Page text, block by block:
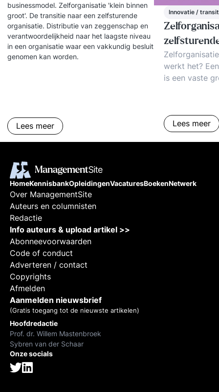
businessmodel. Zelforganisatie 'klein binnen
groot'. De transitie naar een zelfsturende
organisatie. Distributie van zeggenschap en
verantwoordelijkheid naar het laagste niveau
in een organisatie waar een vakkundig besluit
genomen kan worden.
Lees meer
Innovatie /
werkt het?
is een vaste
zijn voor een
die aan een
Lees meer
HomeKennisbankOpleidingenVacaturesBoekenNetwerk
Over ManagementSite
Auteurs en columnisten
Redactie
Info auteurs & upload artikel >>
Abonneevoorwaarden
Code of conduct
Adverteren / contact
Copyrights
Afmelden
Aanmelden nieuwsbrief
(Gratis toegang tot de nieuwste artikelen)
Hoofdredactie
Prof. dr. Willem Mastenbroek
Sybren van der Schaar
Onze socials